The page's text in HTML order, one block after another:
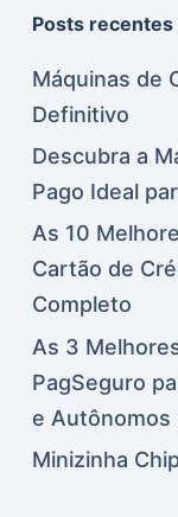
Posts recentes
Máquinas de
Definitivo
Descubra a
Pago Ideal
As 10
Cartão de
Completo
As 3
PagSeguro
e Autônomos
Minizinha